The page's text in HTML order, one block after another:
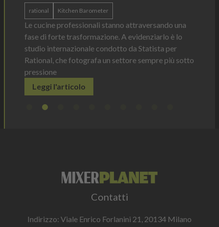
rational Kitchen Barometer
Le cucine professionali stanno attraversando una
fase di forte trasformazione. A evidenziarlo è lo
studio internazionale condotto da Statista per
Rational, che fotografa un settore sempre più sotto
pressione
Leggi l'articolo
Contatti
Indirizzo: Viale Enrico Forlanini 21, 20134 Milano